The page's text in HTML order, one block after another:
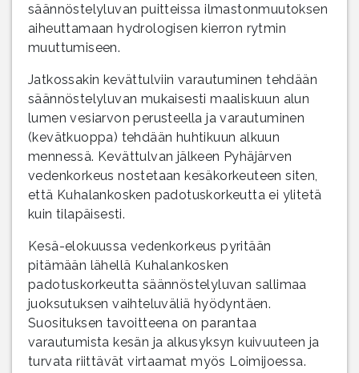
säännöstelyluvan puitteissa ilmastonmuutoksen
aiheuttamaan hydrologisen kierron rytmin
muuttumiseen.
Jatkossakin kevättulviin varautuminen tehdään
säännöstelyluvan mukaisesti maaliskuun alun
lumen vesiarvon perusteella ja varautuminen
(kevätkuoppa) tehdään huhtikuun alkuun
mennessä. Kevättulvan jälkeen Pyhäjärven
vedenkorkeus nostetaan kesäkorkeuteen siten,
että Kuhalankosken padotuskorkeutta ei ylitetä
kuin tilapäisesti.
Kesä-elokuussa vedenkorkeus pyritään
pitämään lähellä Kuhalankosken
padotuskorkeutta säännöstelyluvan sallimaa
juoksutuksen vaihteluväliä hyödyntäen.
Suosituksen tavoitteena on parantaa
varautumista kesän ja alkusyksyn kuivuuteen ja
turvata riittävät virtaamat myös Loimijoessa.